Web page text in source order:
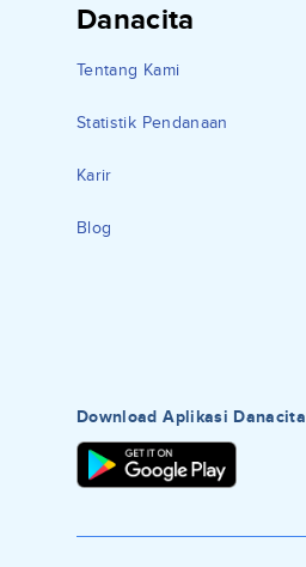
Danacita
Tentang Kami
Statistik Pendanaan
Karir
Blog
Download Aplikasi Danacita